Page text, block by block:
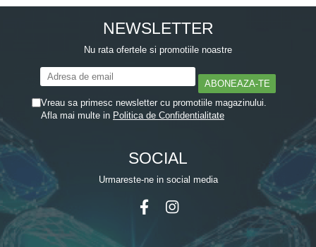
NEWSLETTER
Nu rata ofertele si promotiile noastre
Vreau sa primesc newsletter cu promotiile magazinului.
Afla mai multe in Politica de Confidentialitate
SOCIAL
Urmareste-ne in social media